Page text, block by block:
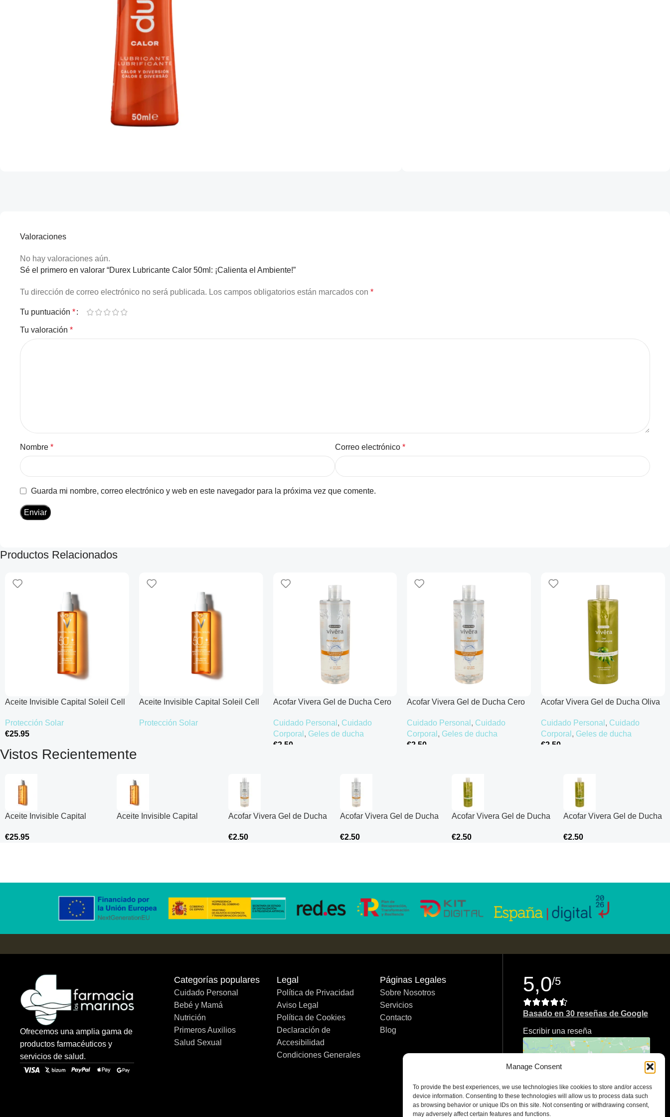
Manage Consent
To provide the best experiences, we use technologies like cookies to store and/or access
device information. Consenting to these technologies will allow us to process data such
as browsing behavior or unique IDs on this site. Not consenting or withdrawing consent,
may adversely affect certain features and functions.
Valoraciones
No hay valoraciones aún.
Sé el primero en valorar “Durex Lubricante Calor 50ml: ¡Calienta el Ambiente!”
Tu dirección de correo electrónico no será publicada. Los campos obligatorios están marcados con *
Tu puntuación *
Tu valoración *
Nombre * Correo electrónico *
Guarda mi nombre, correo electrónico y web en este navegador para la próxima vez que comente.
Productos Relacionados
Aceite Invisible Capital Soleil Cell
Protección Solar
€25.95
Añadir Al Carrito
Aceite Invisible Capital Soleil Cell
Protección Solar
Acofar Vivera Gel de Ducha Cero
Cuidado Personal , Cuidado
Corporal , Geles de ducha
€2.50
Acofar Vivera Gel de Ducha Cero
Cuidado Personal , Cuidado
Corporal , Geles de ducha
€2.50
Acofar Vivera Gel de Ducha Oliva
Cuidado Personal , Cuidado
Corporal , Geles de ducha
€2.50
Vistos Recientemente
Aceite Invisible Capital
€25.95
Aceite Invisible Capital
Acofar Vivera Gel de Ducha
ml
€2.50
Acofar Vivera Gel de Ducha
ml
€2.50
Acofar Vivera Gel de Ducha
€2.50
Acofar Vivera Gel de Ducha
€2.50
Ofrecemos una amplia gama de
productos farmacéuticos y
servicios de salud.
Categorías populares
Cuidado Personal
Bebé y Mamá
Nutrición
Primeros Auxilios
Salud Sexual
Legal
Política de Privacidad
Aviso Legal
Política de Cookies
Declaración de
Accesibilidad
Condiciones Generales
Páginas Legales
Sobre Nosotros
Servicios
Contacto
Blog
5,0/5
Basado en 30 reseñas de Google
Escribir una reseña
marketing y permitir este contenido